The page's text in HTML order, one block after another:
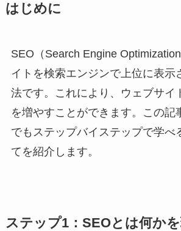
はじめに
SEO（Search Engine
イトを検索エンジンで上位に表示
法です。これにより、ウェブサイ
を増やすことができます。この記
でもステップバイステップで学べ
てを紹介します。
ステップ1：SEOとは何か